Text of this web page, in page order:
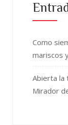
Como
mariscos
Abierta la
Mirador